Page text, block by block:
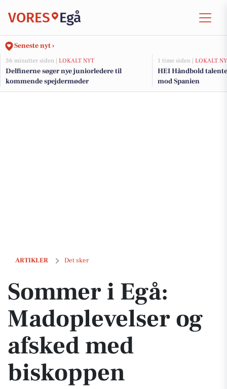
VORES Egå
Seneste nyt ›
36 minutter siden | LOKALT NYT
Delfinerne søger nye juniorledere til
kommende spejdermøder
1 time siden | LOKALT
HEI Håndbold
mod Spanien
ARTIKLER Det sker
Sommer i Egå: Madoplevelser og afsked med biskoppen
Sommer i Egå:
Madoplevelser og
afsked med
biskoppen